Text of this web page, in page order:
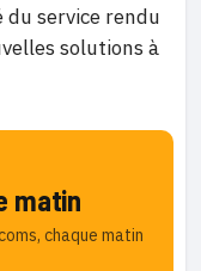
service rendu
solutions à
matin
chaque matin